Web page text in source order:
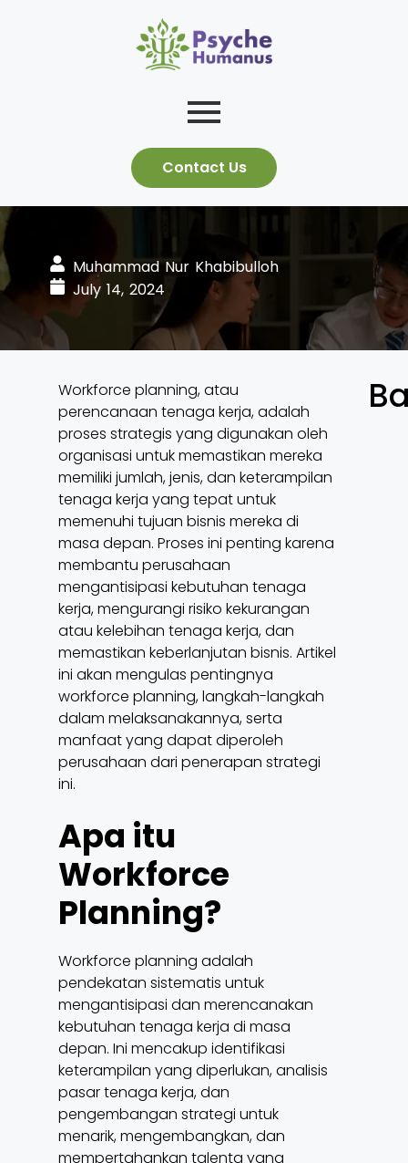
Contact Us
Muhammad Nur Khabibulloh
July 14, 2024
Workforce planning, atau
perencanaan tenaga kerja, adalah
proses strategis yang digunakan oleh
organisasi untuk memastikan mereka
memiliki jumlah, jenis, dan keterampilan
tenaga kerja yang tepat untuk
memenuhi tujuan bisnis mereka di
masa depan. Proses ini penting karena
membantu perusahaan
mengantisipasi kebutuhan tenaga
kerja, mengurangi risiko kekurangan
atau kelebihan tenaga kerja, dan
memastikan keberlanjutan bisnis. Artikel
ini akan mengulas pentingnya
workforce planning, langkah-langkah
dalam melaksanakannya, serta
manfaat yang dapat diperoleh
perusahaan dari penerapan strategi
ini.
Apa itu
Workforce
Planning?
Workforce planning adalah
pendekatan sistematis untuk
mengantisipasi dan merencanakan
kebutuhan tenaga kerja di masa
depan. Ini mencakup identifikasi
keterampilan yang diperlukan, analisis
pasar tenaga kerja, dan
pengembangan strategi untuk
menarik, mengembangkan, dan
mempertahankan talenta yang